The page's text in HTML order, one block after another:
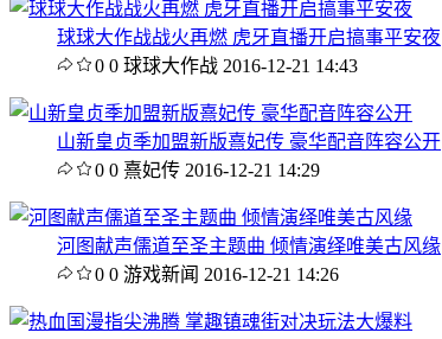
球球大作战战火再燃 虎牙直播开启搞事平安夜
0 0 球球大作战 2016-12-21 14:43
山新皇贞季加盟新版熹妃传 豪华配音阵容公开
0 0 熹妃传 2016-12-21 14:29
河图献声儒道至圣主题曲 倾情演绎唯美古风缘
0 0 游戏新闻 2016-12-21 14:26